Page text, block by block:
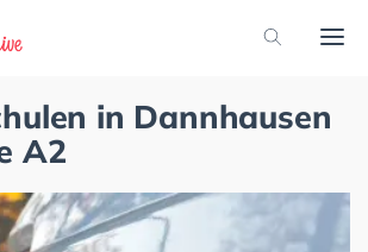
in Dannhausen
A2